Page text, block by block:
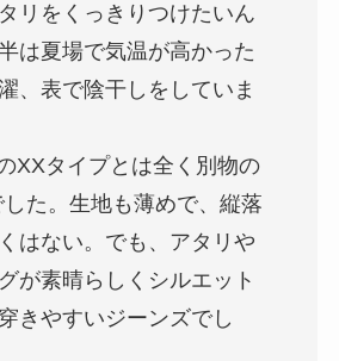
リをくっきりつけたいん
は夏場で気温が高かった
、表で陰干しをしていま
XXタイプとは全く別物の
た。生地も薄めで、縦落
はない。でも、アタリや
が素晴らしくシルエット
きやすいジーンズでし